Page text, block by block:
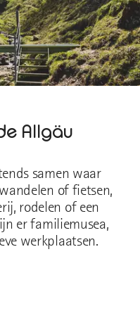
Allgäu
samen waar
of fietsen,
rodelen of een
er familiemusea,
werkplaatsen.